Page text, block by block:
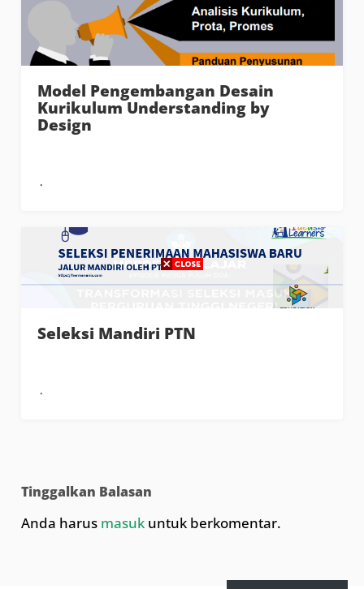
Model Pengembangan Desain
Kurikulum Understanding by
Design
Seleksi Mandiri PTN
Tinggalkan Balasan
Anda harus masuk untuk berkomentar.